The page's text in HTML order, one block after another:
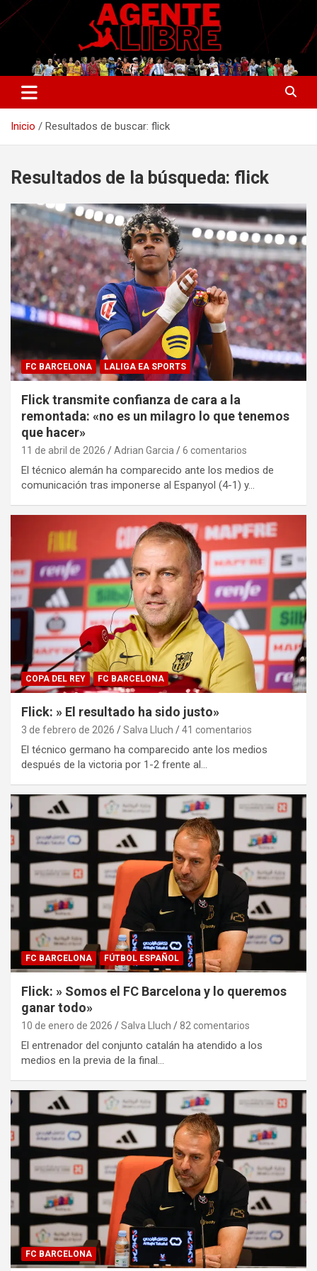
Saltar
al
Agente Libre Digital
La nueva generación del periodismo deportivo.
Inicio Resultados de buscar: flick
Resultados de la búsqueda: flick
FC BARCELONA LALIGA EA SPORTS
Flick transmite confianza de cara a la
remontada: «no es un milagro lo que tenemos
que hacer»
11 de abril de 2026 Adrian Garcia 6 comentarios
El técnico alemán ha comparecido ante los medios de
comunicación tras imponerse al Espanyol (4-1) y…
COPA DEL REY FC BARCELONA
Flick: » El resultado ha sido justo»
3 de febrero de 2026 Salva Lluch 41 comentarios
El técnico germano ha comparecido ante los medios
después de la victoria por 1-2 frente al…
FC BARCELONA FÚTBOL ESPAÑOL
Flick: » Somos el FC Barcelona y lo queremos
ganar todo»
10 de enero de 2026 Salva Lluch 82 comentarios
El entrenador del conjunto catalán ha atendido a los
medios en la previa de la final…
FC BARCELONA